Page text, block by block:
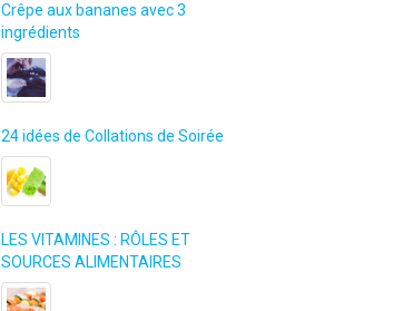
Crêpe aux bananes avec 3
ingrédients
24 idées de Collations de Soirée
LES VITAMINES : RÔLES ET
SOURCES ALIMENTAIRES